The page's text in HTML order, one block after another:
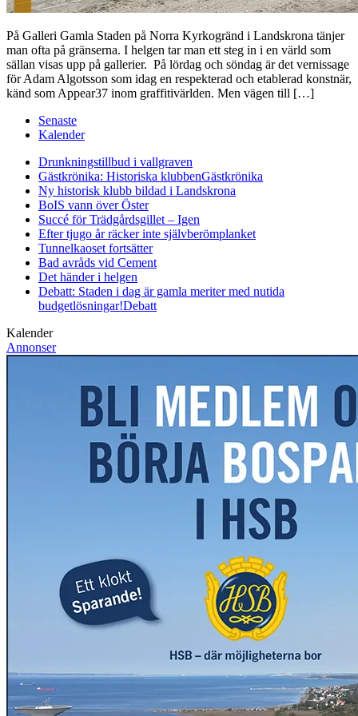
På Galleri Gamla Staden på Norra Kyrkogränd i Landskrona tänjer
man ofta på gränserna. I helgen tar man ett steg in i en värld som
sällan visas upp på gallerier. På lördag och söndag är det vernissage
för Adam Algotsson som idag en respekterad och etablerad konstnär,
känd som Appear37 inom graffitivärlden. Men vägen till […]
Senaste
Kalender
Drunkningstillbud i vallgraven
Gästkrönika: Historiska klubbenGästkrönika
Ny historisk klubb bildad i Landskrona
BoIS vann över Öster
Succé för Trädgårdsgillet – Igen
Efter tjugo år räcker inte självberömplanket
Tunnelkaoset fortsätter
Bad avråds vid Cement
Det händer i helgen
Debatt: Staden i dag är gamla meriter med nutida
budgetlösningar!Debatt
Kalender
Annonser